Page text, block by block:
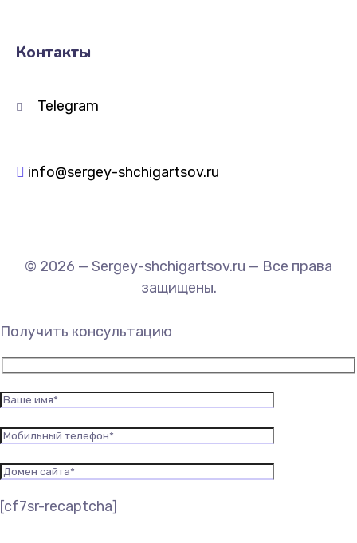
Контакты
Telegram
info@sergey-shchigartsov.ru
© 2026 — Sergey-shchigartsov.ru — Все права
защищены.
Получить консультацию
[cf7sr-recaptcha]